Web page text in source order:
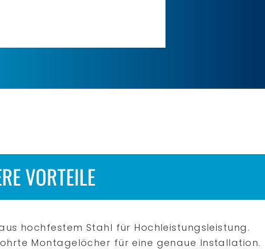
VORTEILE
hochfestem Stahl für Hochleistungsleistung.
Montagelöcher für eine genaue Installation.